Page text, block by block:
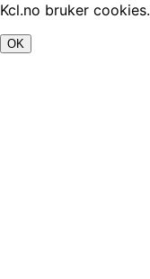
Kcl.no bruker cookies.
OK